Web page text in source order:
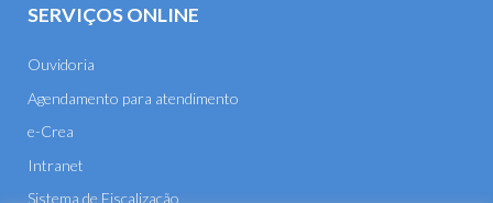
SERVIÇOS ONLINE
Ouvidoria
Agendamento para atendimento
e-Crea
Intranet
Sistema de Fiscalização